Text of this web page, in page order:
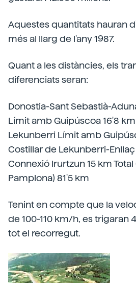
Aquestes quantitats hauran
més al llarg de l'any 1987.
Quant a les distàncies, els
diferenciats seran:
Donostia-Sant Sebastià-
Límit amb Guipúscoa 16'8
Lekunberri Límit amb
Costillar de Lekunberri-
Connexió Irurtzun 15 km
Pamplona) 81'5 km
Tenint en compte que la
de 100-110 km/h, es trigaran
tot el recorregut.